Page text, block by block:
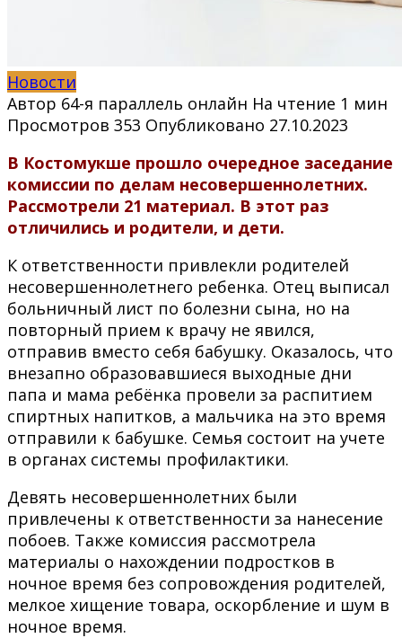
Новости
Автор 64-я параллель онлайн На чтение 1 мин
Просмотров 353 Опубликовано 27.10.2023
В Костомукше прошло очередное заседание
комиссии по делам несовершеннолетних.
Рассмотрели 21 материал. В этот раз
отличились и родители, и дети.
К ответственности привлекли родителей
несовершеннолетнего ребенка. Отец выписал
больничный лист по болезни сына, но на
повторный прием к врачу не явился,
отправив вместо себя бабушку. Оказалось, что
внезапно образовавшиеся выходные дни
папа и мама ребёнка провели за распитием
спиртных напитков, а мальчика на это время
отправили к бабушке. Семья состоит на учете
в органах системы профилактики.
Девять несовершеннолетних были
привлечены к ответственности за нанесение
побоев. Также комиссия рассмотрела
материалы о нахождении подростков в
ночное время без сопровождения родителей,
мелкое хищение товара, оскорбление и шум в
ночное время.